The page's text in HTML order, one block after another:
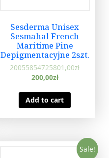
Sesderma Unisex
Sesmahal French
Maritime Pine
Depigmentacyjne 2szt.
20055854725801,00zł
200,00zł
Add to cart
Sale!